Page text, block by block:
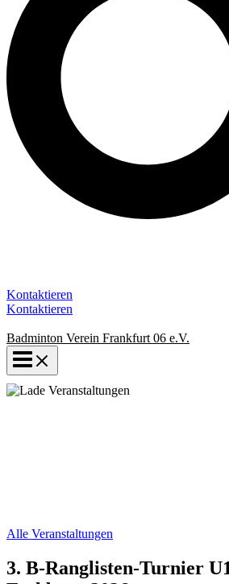
Kontaktieren
Kontaktieren
Badminton Verein Frankfurt 06 e.V.
Alle Veranstaltungen
3. B-Ranglisten-Turnier